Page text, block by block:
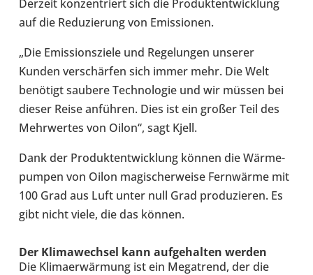
Derzeit kon­zen­triert sich die Pro­dukt­ent­wick­lung
auf die Redu­zie­rung von Emis­sio­nen.
„Die Emis­si­ons­ziele und Rege­lun­gen unserer
Kunden ver­schär­fen sich immer mehr. Die Welt
benö­tigt saubere Tech­no­lo­gie und wir müssen bei
dieser Reise anfüh­ren. Dies ist ein großer Teil des
Mehr­wer­tes von Oilon“, sagt Kjell.
Dank der Pro­dukt­ent­wick­lung können die Wär­me­
pum­pen von Oilon magi­scher­weise Fern­wärme mit
100 Grad aus Luft unter null Grad pro­du­zie­ren. Es
gibt nicht viele, die das können.
Der Kli­ma­wech­sel kann auf­ge­hal­ten werden
Die Kli­ma­er­wär­mung ist ein Mega­trend, der die